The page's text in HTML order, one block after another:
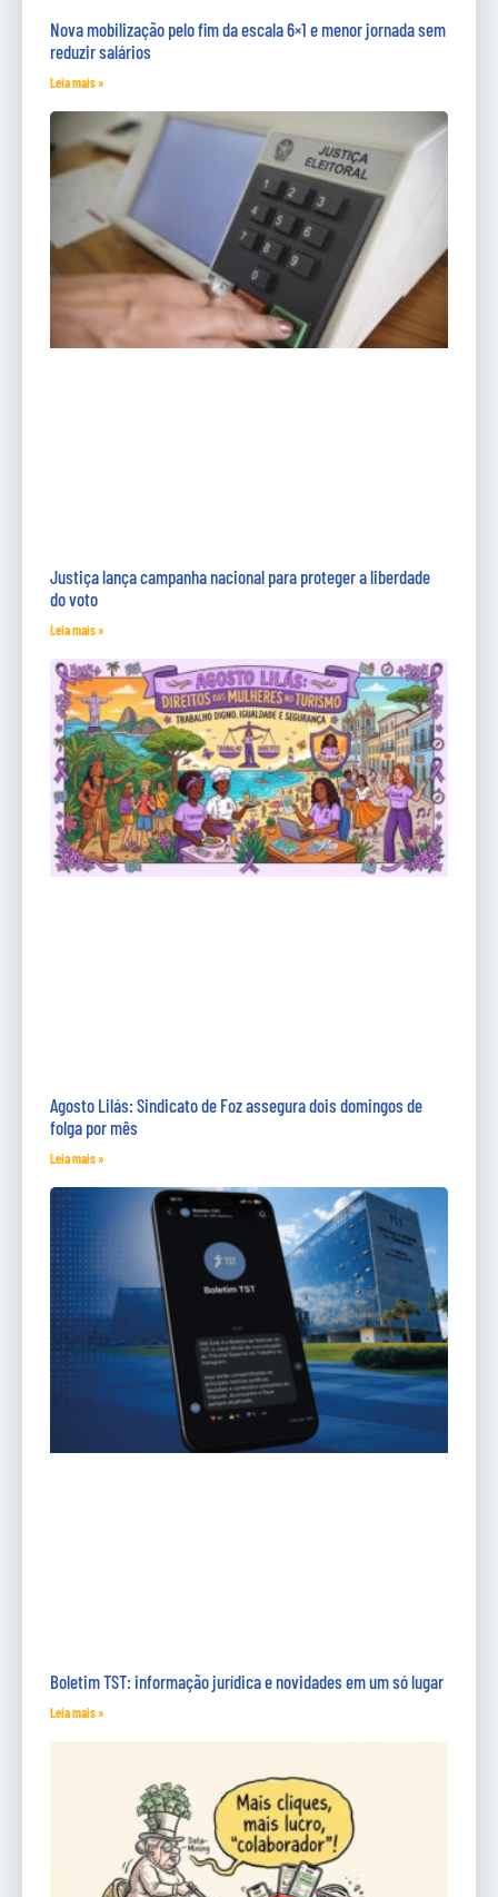
Nova mobilização pelo fim da escala 6×1 e menor jornada sem
reduzir salários
Leia mais »
Justiça lança campanha nacional para proteger a liberdade
do voto
Leia mais »
Agosto Lilás: Sindicato de Foz assegura dois domingos de
folga por mês
Leia mais »
Boletim TST: informação jurídica e novidades em um só lugar
Leia mais »